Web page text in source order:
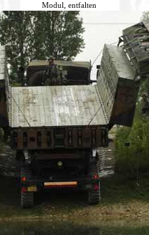
Modul, entfalten